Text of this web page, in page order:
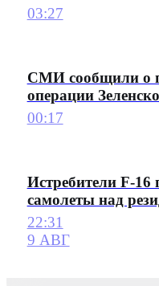
03:27
СМИ сообщили о
операции
00:17
Истребители F-16
самолеты над
22:31
9 АВГ